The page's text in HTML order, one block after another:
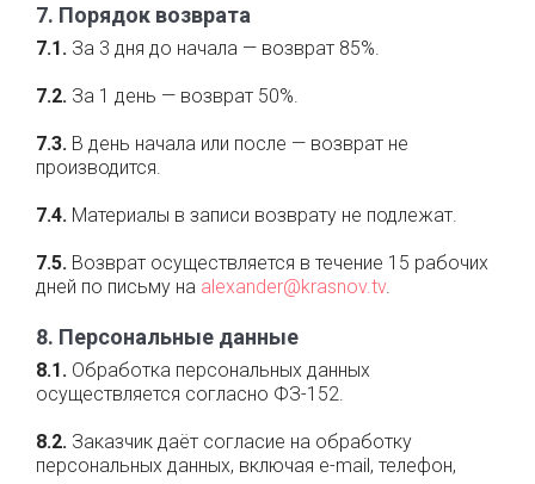
7. Порядок возврата
7.1. За 3 дня до начала — возврат 85%.
7.2. За 1 день — возврат 50%.
7.3. В день начала или после — возврат не
производится.
7.4. Материалы в записи возврату не подлежат.
7.5. Возврат осуществляется в течение 15 рабочих
дней по письму на alexander@krasnov.tv.
8. Персональные данные
8.1. Обработка персональных данных
осуществляется согласно ФЗ-152.
8.2. Заказчик даёт согласие на обработку
персональных данных, включая e-mail, телефон,